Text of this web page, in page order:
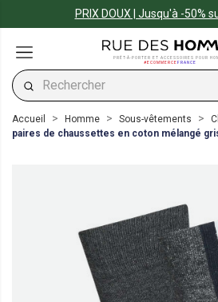
PRIX DOUX | Jusqu'à -50%
PRÊT-À-PORTER ET ACCESSOIRES POUR
#ECOMMERCEFRANCE
Accueil Homme Sous-vêtements
paires de chaussettes en coton mélangé